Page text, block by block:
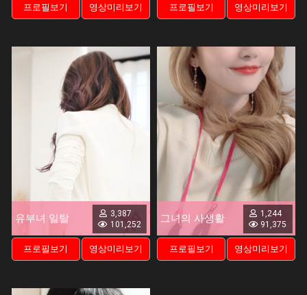
프로필보기 영상미리보기 프로필보기 영상미리보기
유부녀 일탈
3,387
101,252
프로필보기 영상미리보기
그녀의 사생활
1,244
91,375
프로필보기 영상미리보기